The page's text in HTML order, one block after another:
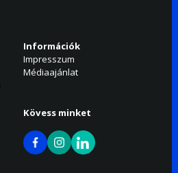
Információk
Impresszum
Médiaajánlat
Kövess minket